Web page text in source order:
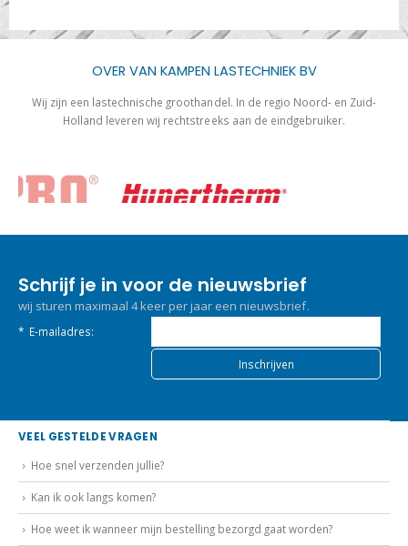
OVER VAN KAMPEN LASTECHNIEK BV
Wij zijn een lastechnische groothandel. In de regio Noord- en Zuid-
Holland leveren wij rechtstreeks aan de eindgebruiker.
Schrijf je in voor de nieuwsbrief
wij sturen maximaal 4 keer per jaar een nieuwsbrief.
* E-mailadres:
VEEL GESTELDE VRAGEN
Hoe snel verzenden jullie?
Kan ik ook langs komen?
Hoe weet ik wanneer mijn bestelling bezorgd gaat worden?